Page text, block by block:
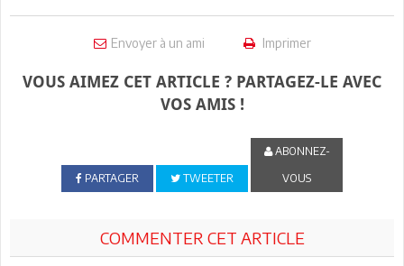
Envoyer à un ami Imprimer
VOUS AIMEZ CET ARTICLE ? PARTAGEZ-LE AVEC
VOS AMIS !
PARTAGER TWEETER
ABONNEZ-
VOUS
COMMENTER CET ARTICLE